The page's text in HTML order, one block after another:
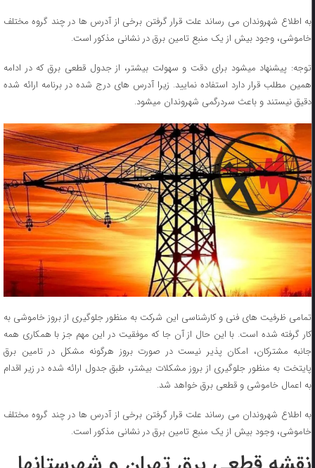
به اطلاع شهروندان می رساند علت قرار گرفتن برخی از آدرس ها در چند گروه مختلف
خاموشی، وجود بیش از یک منبع تامین برق در نشانی مذکور است.
توجه: پیشنهاد میشود برای دقت و سهولت بیشتر، از جدول قطعی برق که در ادامه
همین مطلب قرار دارد استفاده نمایید. زیرا آدرس های درج شده در برنامه ارائه شده
دقیق نیستند و باعث سردرگمی شهروندان میشود.
تمامی ظرفیت های فنی و کارشناسی این شرکت به منظور جلوگیری از بروز خاموشی به
کار گرفته شده است. با این حال از آن جا که موفقیت در این مهم جز با همکاری همه
جانبه مشترکان، امکان پذیر نیست در صورت بروز هرگونه مشکل در تامین برق
پایتخت به منظور جلوگیری از بروز مشکلات بیشتر، طبق جدول ارائه شده در زیر اقدام
به اعمال خاموشی و قطعی برق خواهد شد.
به اطلاع شهروندان می رساند علت قرار گرفتن برخی از آدرس ها در چند گروه مختلف
خاموشی، وجود بیش از یک منبع تامین برق در نشانی مذکور است.